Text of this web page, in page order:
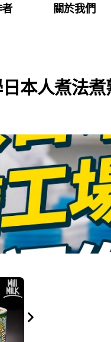
關於我們
本人煮法